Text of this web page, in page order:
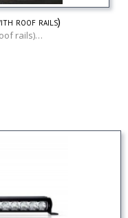
roof rails)
rails)…